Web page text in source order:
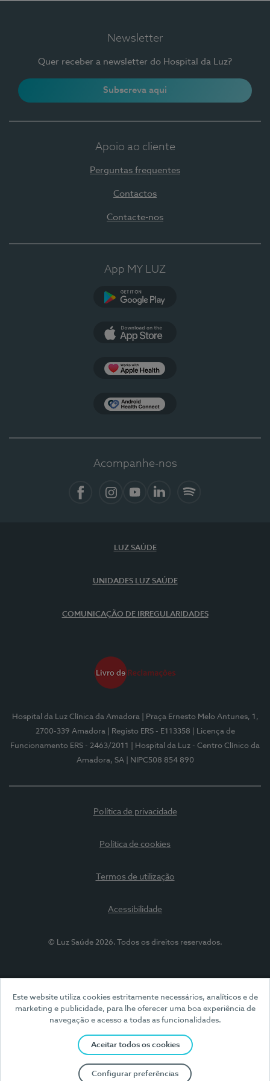
Este website utiliza cookies estritamente necessários, analíticos e de
marketing e publicidade, para lhe oferecer uma boa experiência de
navegação e acesso a todas as funcionalidades.
Aceitar todos os cookies
Configurar preferências
Newsletter
Quer receber a newsletter do Hospital da Luz?
Subscreva aqui
Apoio ao cliente
Perguntas frequentes
Contactos
Contacte-nos
App MY LUZ
Acompanhe-nos
LUZ SAÚDE
UNIDADES LUZ SAÚDE
COMUNICAÇÃO DE IRREGULARIDADES
Hospital da Luz Clínica da Amadora
| Praça Ernesto Melo Antunes, 1,
2700-339 Amadora
| Registo ERS - E113358
| Licença de
Funcionamento ERS - 2463/2011
| Hospital da Luz - Centro Clínico da
Amadora, SA
| NIPC508 854 890
Política de privacidade
Política de cookies
Termos de utilização
Acessibilidade
© Luz Saúde 2026. Todos os direitos reservados.